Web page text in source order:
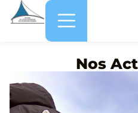
Nos